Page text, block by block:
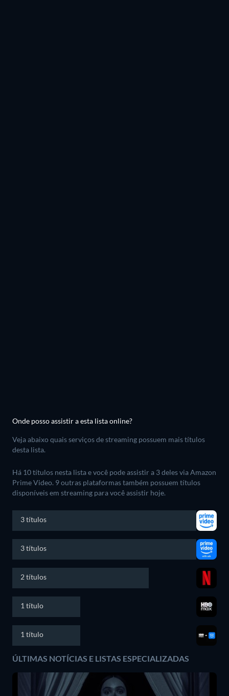
Onde posso assistir a esta lista online?
Veja abaixo quais serviços de streaming possuem mais títulos
desta lista.
Há 10 títulos nesta lista e você pode assistir a 3 deles via Amazon
Prime Video. 9 outras plataformas também possuem títulos
disponíveis em streaming para você assistir hoje.
3 títulos
3 títulos
2 títulos
1 título
1 título
ÚLTIMAS NOTÍCIAS E LISTAS ESPECIALIZADAS